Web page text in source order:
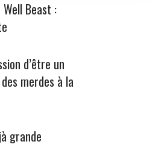
Beast :
d’être un
merdes à la
grande